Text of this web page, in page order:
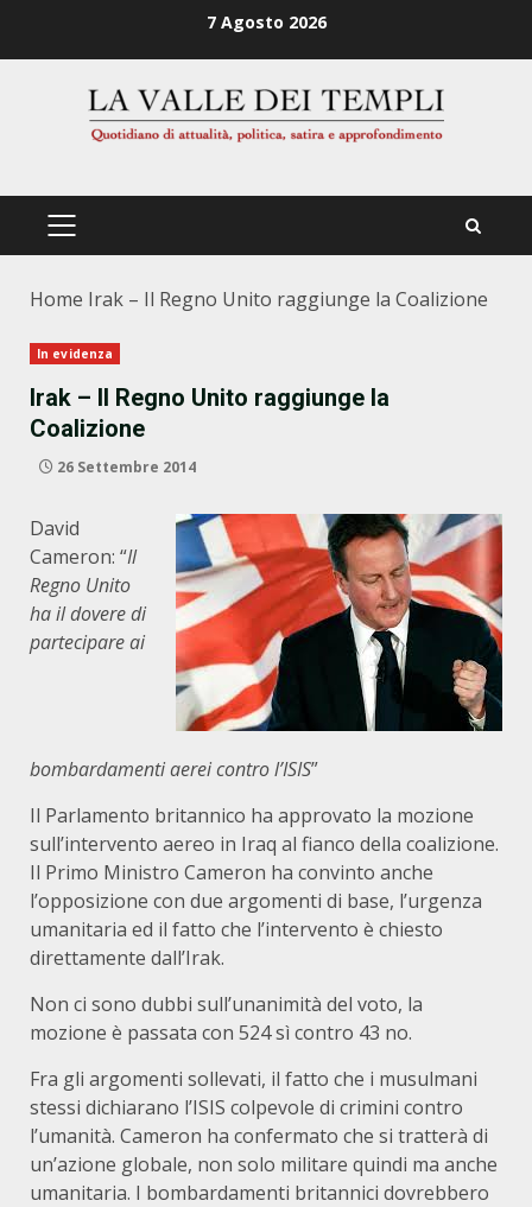
7 Agosto 2026
PRIMÄRES
Home Irak – Il Regno Unito raggiunge la Coalizione
In evidenza
Irak – Il Regno Unito raggiunge la
Coalizione
26 Settembre 2014
David
Cameron: “Il
Regno Unito
ha il dovere di
partecipare ai
bombardamenti aerei contro l’ISIS”
Il Parlamento britannico ha approvato la mozione
sull’intervento aereo in Iraq al fianco della coalizione.
Il Primo Ministro Cameron ha convinto anche
l’opposizione con due argomenti di base, l’urgenza
umanitaria ed il fatto che l’intervento è chiesto
direttamente dall’Irak.
Non ci sono dubbi sull’unanimità del voto, la
mozione è passata con 524 sì contro 43 no.
Fra gli argomenti sollevati, il fatto che i musulmani
stessi dichiarano l’ISIS colpevole di crimini contro
l’umanità. Cameron ha confermato che si tratterà di
un’azione globale, non solo militare quindi ma anche
umanitaria. I bombardamenti britannici dovrebbero